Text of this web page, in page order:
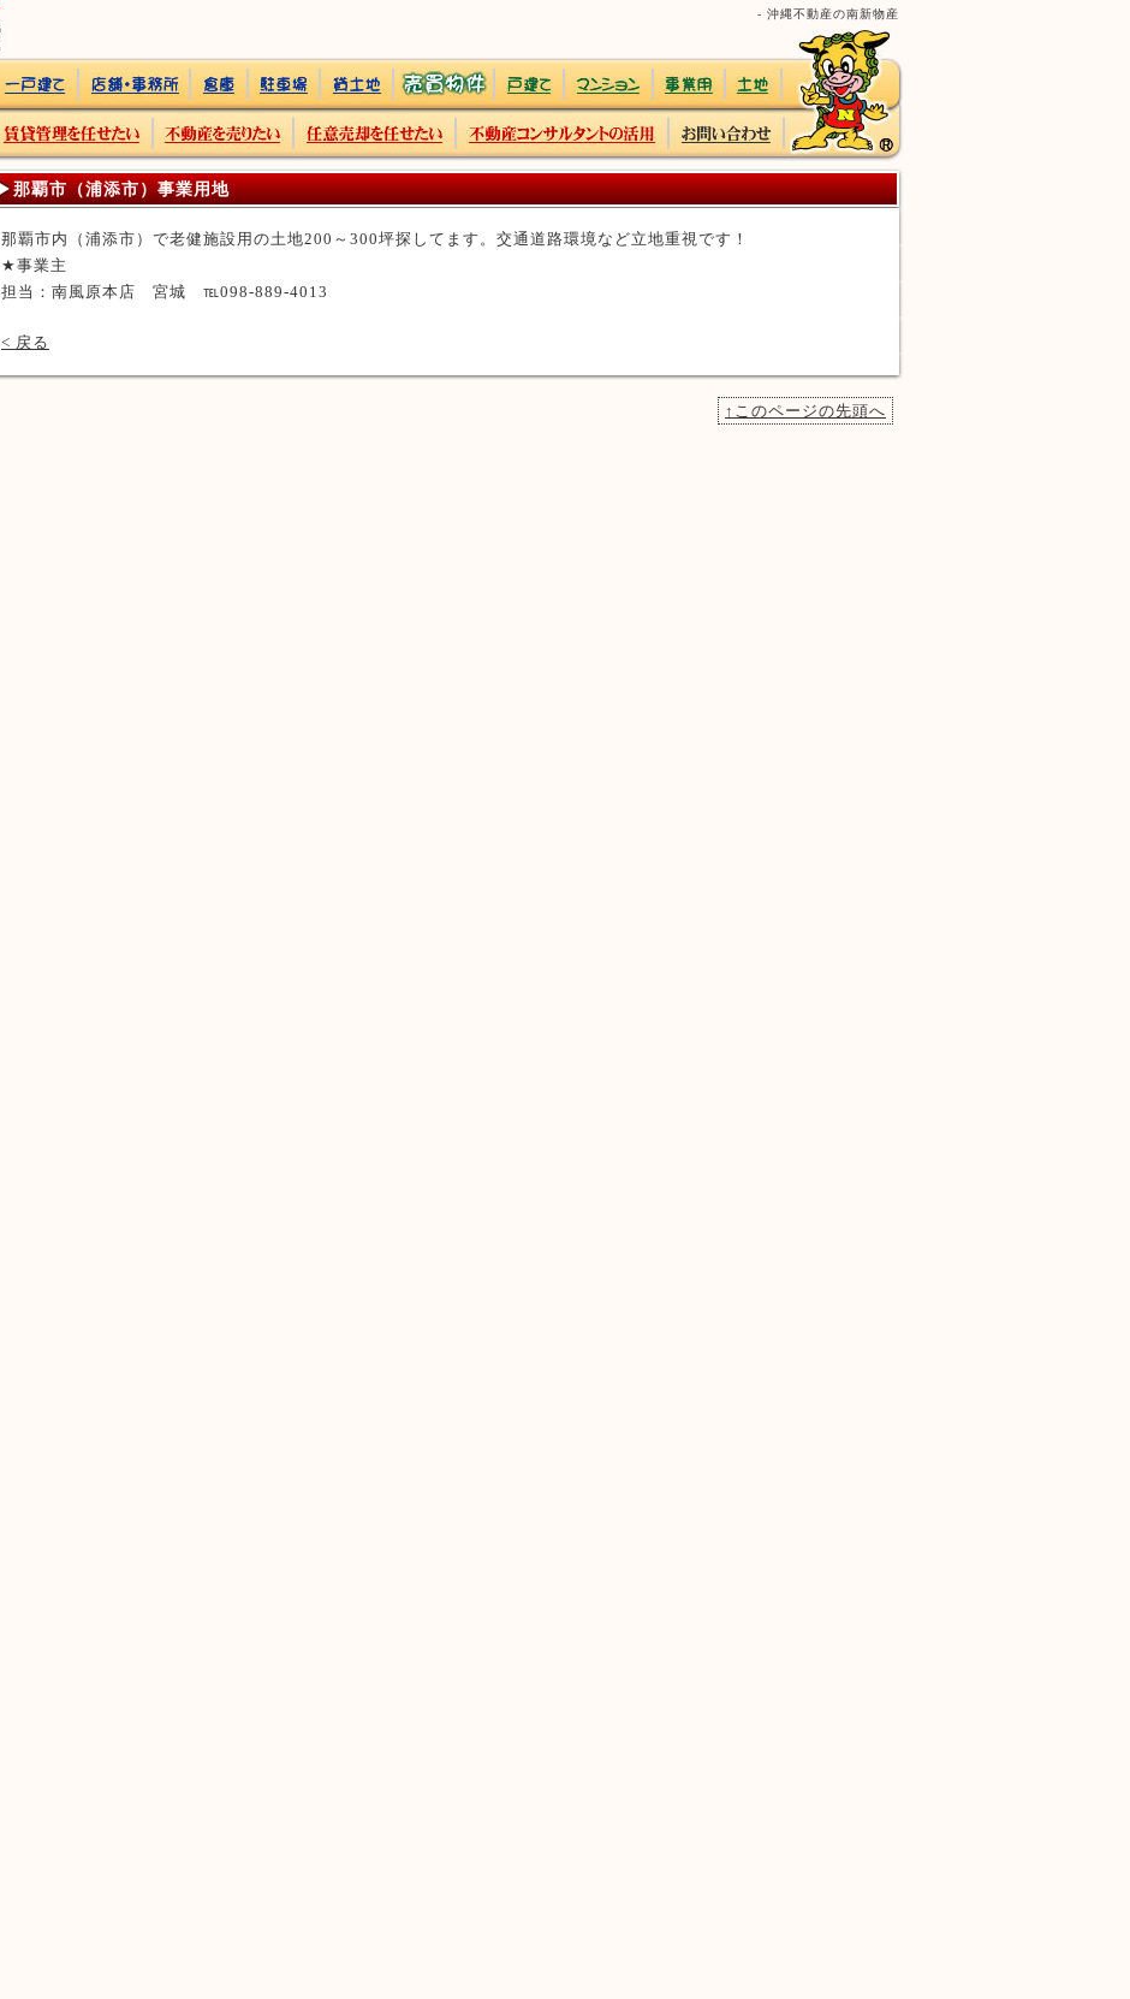
- 沖縄不動産の南新物産
那覇市（浦添市）事業用地
那覇市内（浦添市）で老健施設用の土地200～300坪探してます。交通道路環境など立地重視です！
★事業主
担当：南風原本店 宮城 ℡098-889-4013
< 戻る
↑このページの先頭へ